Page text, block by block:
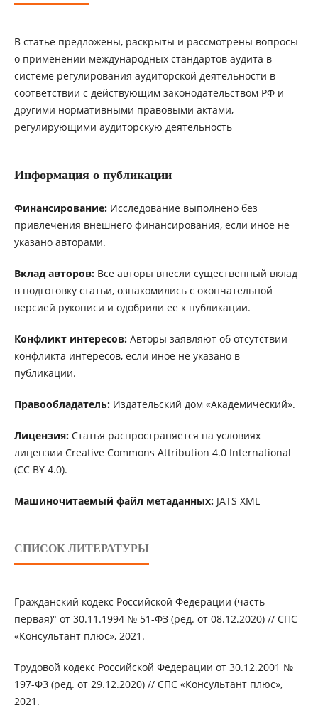
В статье предложены, раскрыты и рассмотрены вопросы
о применении международных стандартов аудита в
системе регулирования аудиторской деятельности в
соответствии с действующим законодательством РФ и
другими нормативными правовыми актами,
регулирующими аудиторскую деятельность
Информация о публикации
Финансирование:Исследование выполнено без
привлечения внешнего финансирования, если иное не
указано авторами.
Вклад авторов:Все авторы внесли существенный вклад
в подготовку статьи, ознакомились с окончательной
версией рукописи и одобрили ее к публикации.
Конфликт интересов:Авторы заявляют об отсутствии
конфликта интересов, если иное не указано в
публикации.
Правообладатель:Издательский дом «Академический».
Лицензия:Статья распространяется на условиях
лицензии Creative Commons Attribution 4.0 International
(CC BY 4.0).
Машиночитаемый файл метаданных:JATS XML
СПИСОК ЛИТЕРАТУРЫ
Гражданский кодекс Российской Федерации (часть
первая)" от 30.11.1994 № 51-ФЗ (ред. от 08.12.2020) // СПС
«Консультант плюс», 2021.
Трудовой кодекс Российской Федерации от 30.12.2001 №
197-ФЗ (ред. от 29.12.2020) // СПС «Консультант плюс»,
2021.